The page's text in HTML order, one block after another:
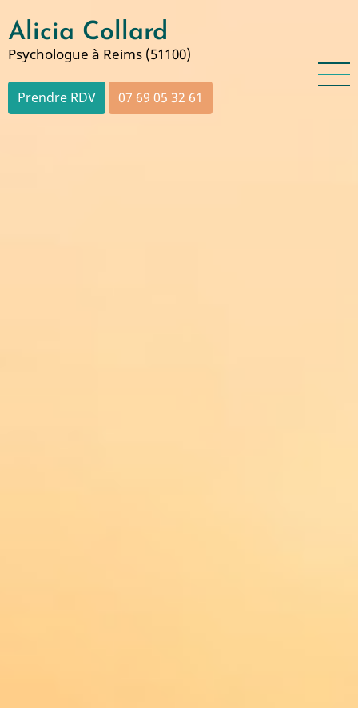
au
contenu
Alicia Collard
Psychologue à Reims (51100)
Prendre RDV 07 69 05 32 61